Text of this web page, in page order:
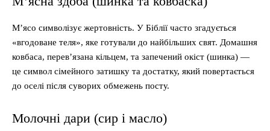
М’ясо символізує жертовність. У Біблії часто згадується
«вгодоване теля», яке готували до найбільших свят. Домашня
ковбаса, перев’язана кільцем, та запечений окіст (шинка) —
це символ сімейного затишку та достатку, який повертається
до оселі після суворих обмежень посту.
Молочні дари (сир і масло)